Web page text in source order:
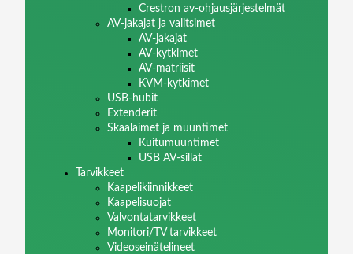
Crestron av-ohjausjärjestelmät
AV-jakajat ja valitsimet
AV-jakajat
AV-kytkimet
AV-matriisit
KVM-kytkimet
USB-hubit
Extenderit
Skaalaimet ja muuntimet
Kuitumuuntimet
USB AV-sillat
Tarvikkeet
Kaapelikiinnikkeet
Kaapelisuojat
Valvontatarvikkeet
Monitori/TV tarvikkeet
Videoseinätelineet